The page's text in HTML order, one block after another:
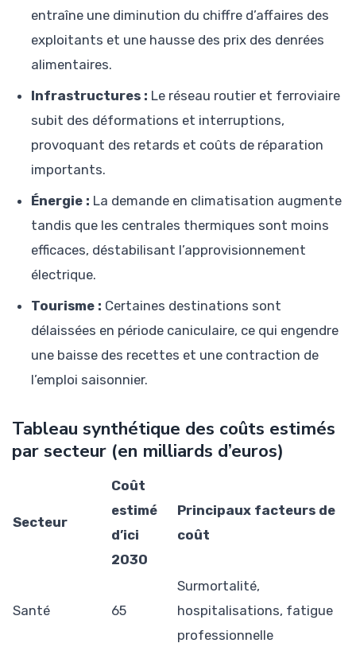
entraîne une diminution du chiffre d’affaires des
exploitants et une hausse des prix des denrées
alimentaires.
Infrastructures : Le réseau routier et ferroviaire
subit des déformations et interruptions,
provoquant des retards et coûts de réparation
importants.
Énergie : La demande en climatisation augmente
tandis que les centrales thermiques sont moins
efficaces, déstabilisant l’approvisionnement
électrique.
Tourisme : Certaines destinations sont
délaissées en période caniculaire, ce qui engendre
une baisse des recettes et une contraction de
l’emploi saisonnier.
Tableau synthétique des coûts estimés
par secteur (en milliards d’euros)
Secteur
Coût
estimé
d’ici
2030
Principaux facteurs de
coût
Santé 65
Surmortalité,
hospitalisations, fatigue
professionnelle